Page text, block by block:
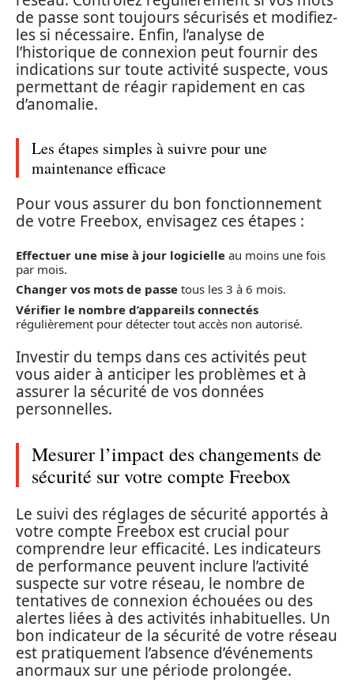
de passe sont toujours sécurisés et modifiez-
les si nécessaire. Enfin, l’analyse de
l’historique de connexion peut fournir des
indications sur toute activité suspecte, vous
permettant de réagir rapidement en cas
d’anomalie.
Les étapes simples à suivre pour une
maintenance efficace
Pour vous assurer du bon fonctionnement
de votre Freebox, envisagez ces étapes :
Effectuer une mise à jour logicielle au moins une fois
par mois.
Changer vos mots de passe tous les 3 à 6 mois.
Vérifier le nombre d’appareils connectés
régulièrement pour détecter tout accès non autorisé.
Investir du temps dans ces activités peut
vous aider à anticiper les problèmes et à
assurer la sécurité de vos données
personnelles.
Mesurer l’impact des changements de
sécurité sur votre compte Freebox
Le suivi des réglages de sécurité apportés à
votre compte Freebox est crucial pour
comprendre leur efficacité. Les indicateurs
de performance peuvent inclure l’activité
suspecte sur votre réseau, le nombre de
tentatives de connexion échouées ou des
alertes liées à des activités inhabituelles. Un
bon indicateur de la sécurité de votre réseau
est pratiquement l’absence d’événements
anormaux sur une période prolongée.